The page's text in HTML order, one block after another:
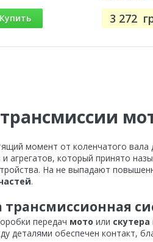
Купить 3 272
момент от коленчатого
агрегатов, который принято
На не выпадают
.
трансмиссионная
передач мото или скутера
деталями обеспечен контакт,